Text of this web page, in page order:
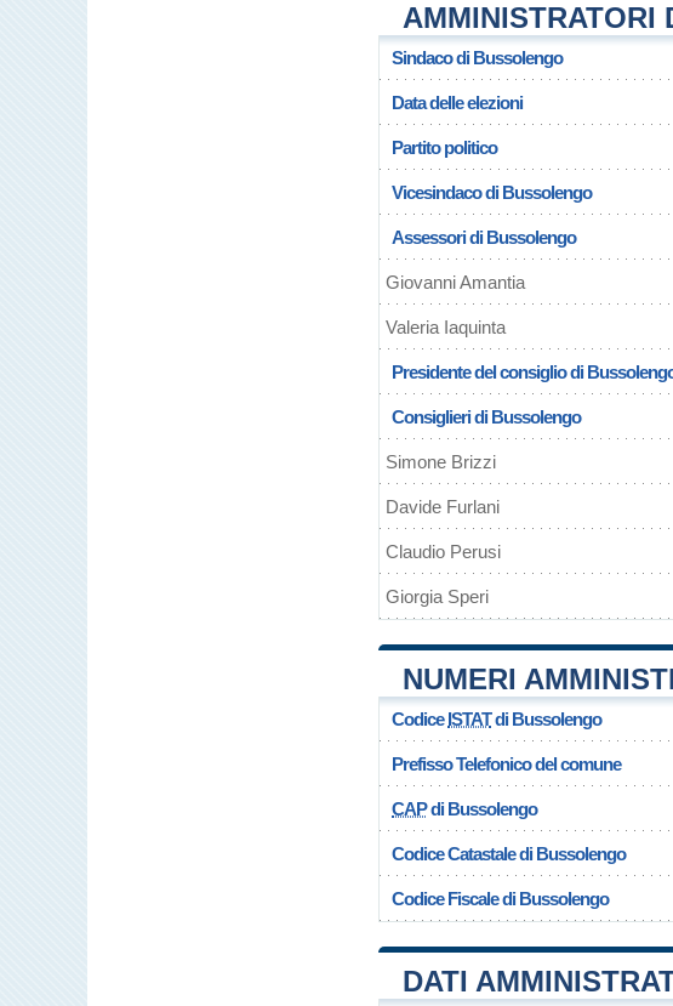
AMMINISTRATORI
Sindaco di Bussolengo
Data delle elezioni
Partito politico
Vicesindaco di Bussolengo
Assessori di Bussolengo
Giovanni Amantia
Valeria Iaquinta
Presidente del consiglio di
Consiglieri di Bussolengo
Simone Brizzi
Davide Furlani
Claudio Perusi
Giorgia Speri
NUMERI
CodiceISTATdi Bussolengo
Prefisso Telefonico del comune
CAPdi Bussolengo
Codice Catastale di Bussolengo
Codice Fiscale di Bussolengo
DATI